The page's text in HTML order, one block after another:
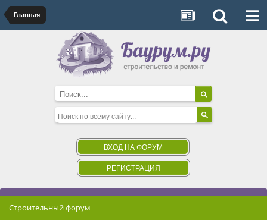
Главная
ВХОД НА ФОРУМ
РЕГИСТРАЦИЯ
Строительный форум